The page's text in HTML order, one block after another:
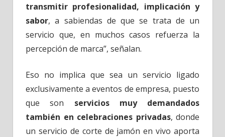
transmitir profesionalidad, implicación y
sabor, a sabiendas de que se trata de un
servicio que, en muchos casos refuerza la
percepción de marca”, señalan.
Eso no implica que sea un servicio ligado
exclusivamente a eventos de empresa, puesto
que son servicios muy demandados
también en celebraciones privadas, donde
un servicio de corte de jamón en vivo aporta